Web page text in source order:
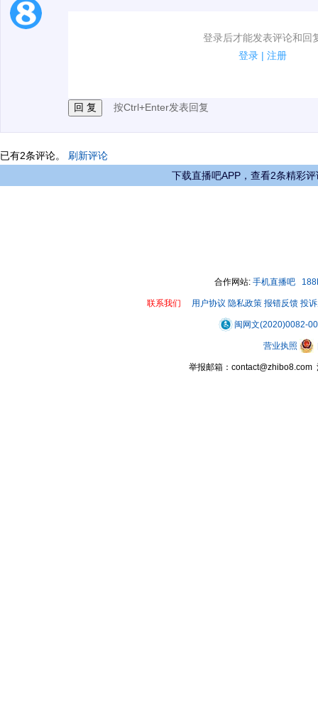
登录后才能发表评论和回
登录 | 注册
1.电脑端新用户可以发表评论了！
按Ctrl+Enter发表回复
已有2条评论。 刷新评论
下载直播吧APP，查看2条精彩评
合作网站: 手机直播吧
联系我们 用户协议 隐私政策 报错反馈 投
闽网文(2020)0082-
营业执照
举报邮箱：